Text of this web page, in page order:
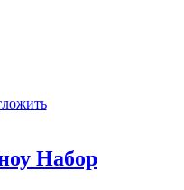
Набор